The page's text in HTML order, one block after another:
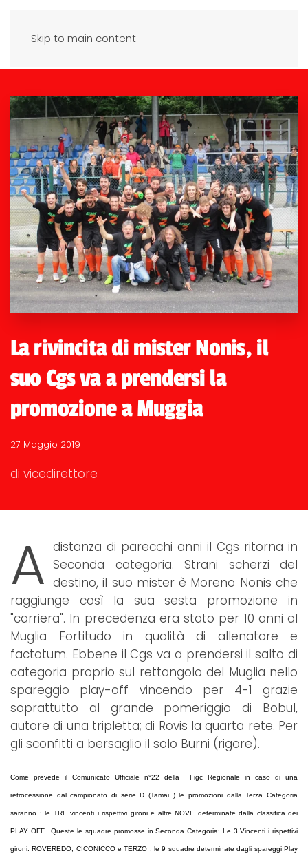
Skip to main content
La rivincita di mister Nonis, il
suo Cgs va a prendersi la
promozione a Muggia
27 Maggio 2019
di vicedirettore
A distanza di parecchi anni il Cgs ritorna in
Seconda categoria. Strani scherzi del
destino, il suo mister è Moreno Nonis che
raggiunge così la sua sesta promozione in
"carriera". In precedenza era stato per 10 anni al
Muglia Fortitudo in qualità di allenatore e
factotum. Ebbene il Cgs va a prendersi il salto di
categoria proprio sul rettangolo del Muglia nello
spareggio play-off vincendo per 4-1 grazie
soprattutto al grande pomeriggio di Bobul,
autore di una tripletta; di Rovis la quarta rete. Per
gli sconfitti a bersaglio il solo Burni (rigore).
Come prevede il Comunicato Ufficiale n°22 della Figc Regionale in caso di una
retrocessione dal campionato di serie D (Tamai ) le promozioni dalla Terza Categoria
saranno : le TRE vincenti i rispettivi gironi e altre NOVE determinate dalla classifica dei
PLAY OFF. Queste le squadre promosse in Seconda Categoria: Le 3 Vincenti i rispettivi
gironi: ROVEREDO, CICONICCO e TERZO ; le 9 squadre determinate dagli spareggi Play